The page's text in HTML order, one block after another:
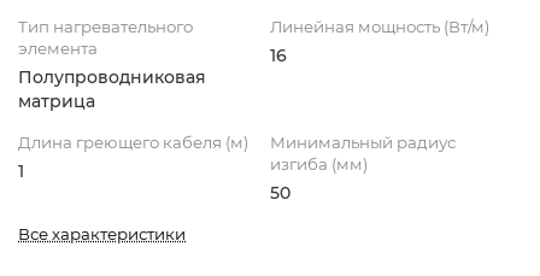
Тип нагревательного
элемента
Полупроводниковая
матрица
Линейная мощность (Вт/м)
16
Длина греющего кабеля (м)
1
Минимальный радиус
изгиба (мм)
50
Все характеристики